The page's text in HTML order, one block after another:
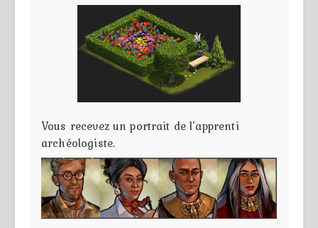
Vous recevez un portrait de l’apprenti
archéologiste.